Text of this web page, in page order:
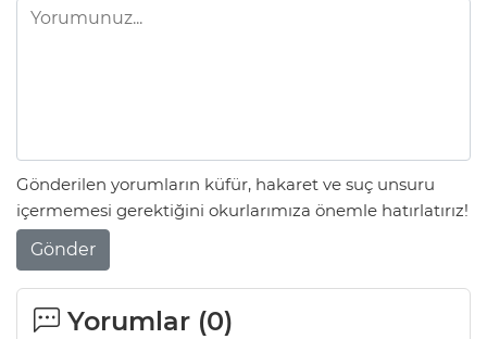
Gönderilen yorumların küfür, hakaret ve suç unsuru
içermemesi gerektiğini okurlarımıza önemle hatırlatırız!
Gönder
Yorumlar (0)